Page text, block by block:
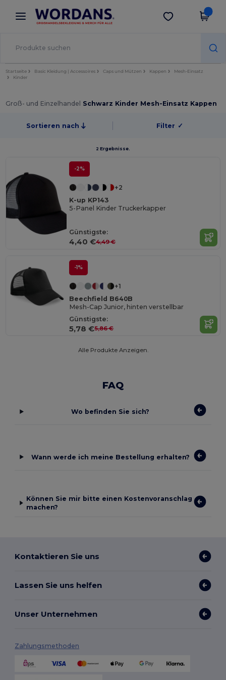
× Wordans App
Bessere Preise in der App!
App holen
Startseite Basic Kleidung | Accessoires Caps und Mützen Kappen
Mesh-Einsatz
Kinder
Groß- und Einzelhandel Schwarz Kinder Mesh-Einsatz Kappen
Sortieren nach Filter ✓
2 Ergebnisse.
-2%
+2
K-up KP143
5-Panel Kinder Truckerkapper
Günstigste:
4,40 €4,49 €
-1%
+1
Beechfield B640B
Mesh-Cap Junior, hinten verstellbar
Günstigste:
5,78 €5,86 €
Alle Produkte Anzeigen.
FAQ
Wo befinden Sie sich?
Wann werde ich meine Bestellung erhalten?
Können Sie mir bitte einen Kostenvoranschlag
machen?
Kontaktieren Sie uns
Lassen Sie uns helfen
Unser Unternehmen
Zahlungsmethoden